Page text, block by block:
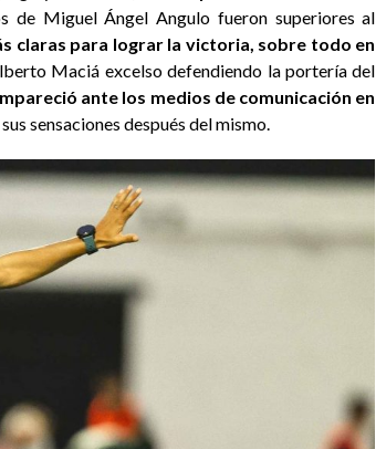
de Miguel Ángel Angulo fueron superiores al
claras para lograr la victoria, sobre todo en
Maciá excelso defendiendo la portería del
ante los medios de comunicación en
sensaciones después del mismo.